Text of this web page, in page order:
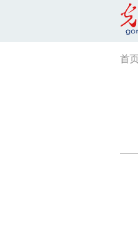
首页